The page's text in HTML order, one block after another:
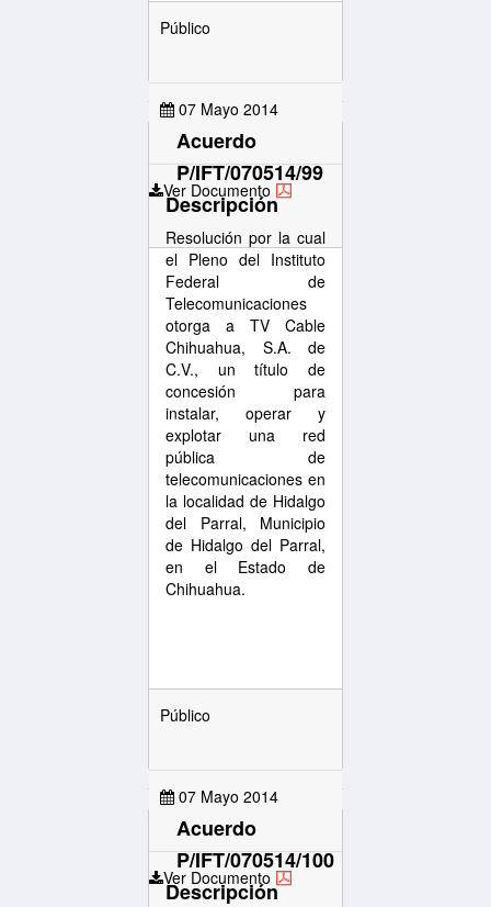
Público
07 Mayo 2014
Ver Documento
Acuerdo
P/IFT/070514/99
Descripción
Resolución por la cual
el Pleno del Instituto
Federal de
Telecomunicaciones
otorga a TV Cable
Chihuahua, S.A. de
C.V., un título de
concesión para
instalar, operar y
explotar una red
pública de
telecomunicaciones en
la localidad de Hidalgo
del Parral, Municipio
de Hidalgo del Parral,
en el Estado de
Chihuahua.
Público
07 Mayo 2014
Ver Documento
Acuerdo
P/IFT/070514/100
Descripción